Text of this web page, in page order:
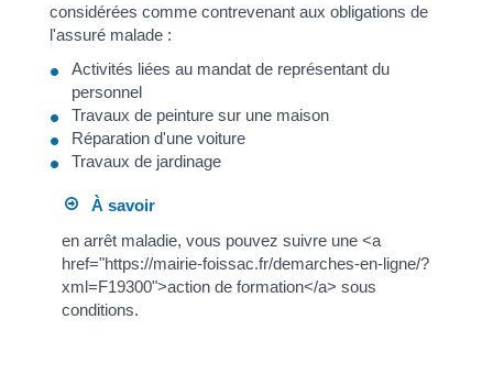
considérées comme contrevenant aux obligations de
l'assuré malade :
Activités liées au mandat de représentant du
personnel
Travaux de peinture sur une maison
Réparation d'une voiture
Travaux de jardinage
À savoir
en arrêt maladie, vous pouvez suivre une <a
href="https://mairie-foissac.fr/demarches-en-ligne/?
xml=F19300">action de formation</a> sous
conditions.